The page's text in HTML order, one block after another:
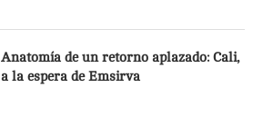
Anatomía de un retorno aplazado: Cali,
a la espera de Emsirva